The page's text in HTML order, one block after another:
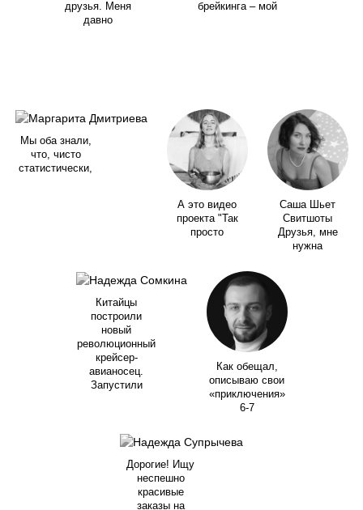
друзья. Меня
давно
брейкинга – мой
Мы оба знали,
что, чисто
статистически,
А это видео
проекта "Так
просто
Саша Шьет
Свитшоты
Друзья, мне
нужна
Китайцы
построили
новый
революционный
крейсер-
авианосец.
Запустили
Как обещал,
описываю свои
«приключения»
6-7
Дорогие! Ищу
неспешно
красивые
заказы на